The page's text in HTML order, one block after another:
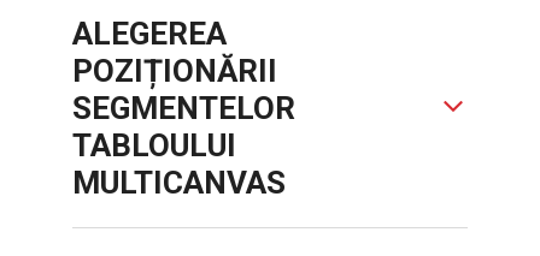
ALEGEREA
POZIȚIONĂRII
SEGMENTELOR
TABLOULUI
MULTICANVAS